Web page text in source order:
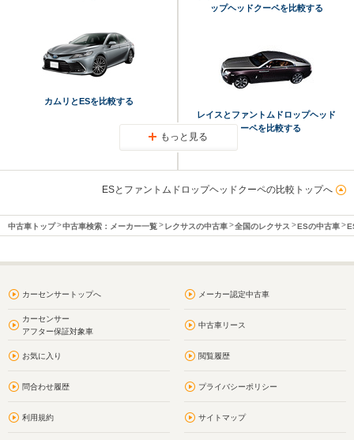
カムリとESを比較する
ップヘッドクーペを比較する
レイスとファントムドロップヘッド
クーペを比較する
もっと見る
ESとファントムドロップヘッドクーペの比較トップへ
中古車トップ 中古車検索：メーカー一覧 レクサスの中古車 全国のレクサス ESの中古車
カーセンサートップへ メーカー認定中古車
カーセンサー
アフター保証対象車
中古車リース
お気に入り 閲覧履歴
問合わせ履歴 プライバシーポリシー
利用規約 サイトマップ